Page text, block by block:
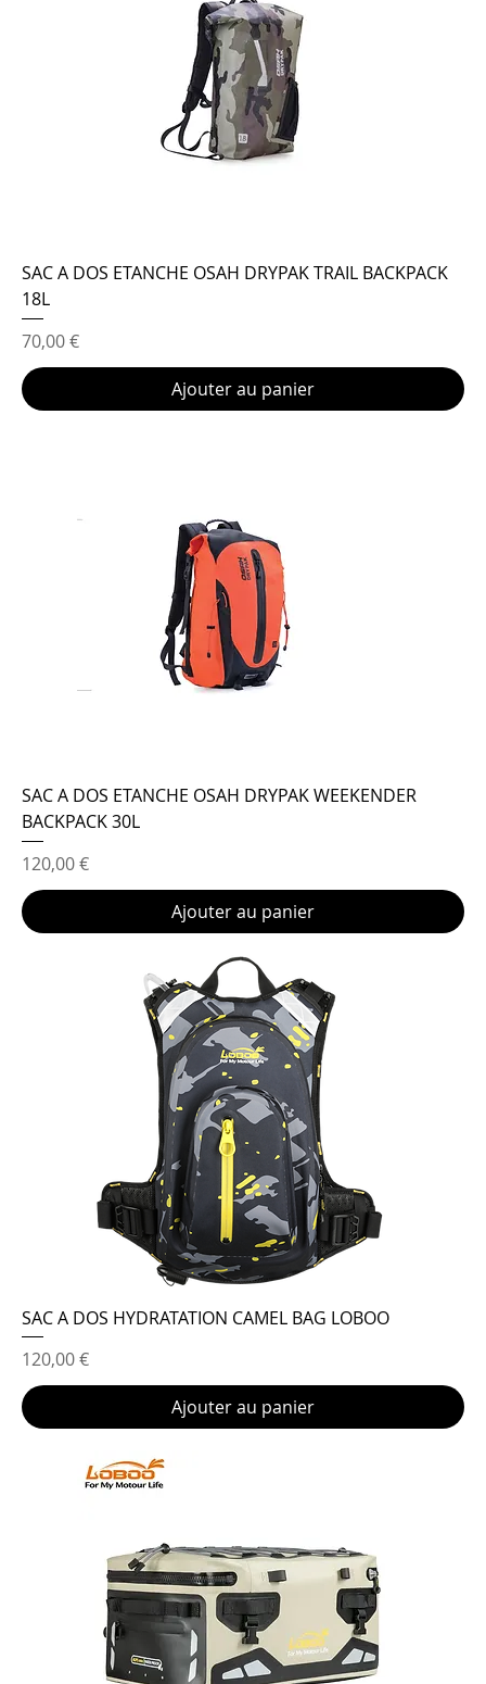
SAC A DOS ETANCHE OSAH DRYPAK TRAIL BACKPACK
18L
Prix
70,00 €
Ajouter au panier
SAC A DOS ETANCHE OSAH DRYPAK WEEKENDER
BACKPACK 30L
Prix
120,00 €
Ajouter au panier
SAC A DOS HYDRATATION CAMEL BAG LOBOO
Prix
120,00 €
Ajouter au panier